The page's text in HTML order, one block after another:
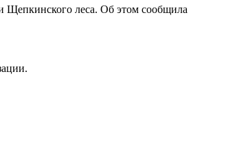
Щепкинского леса. Об этом сообщила